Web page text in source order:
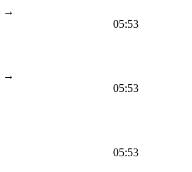
→
05:53
→
05:53
05:53